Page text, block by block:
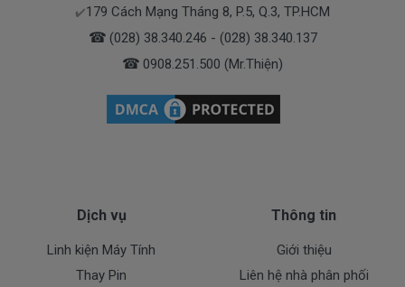
( Pin laptop Zin này là pin xách tay
về - có siêu )
dành cho qui khách khi mua sản sẩm bằng ứng dụng
được lâu bền như sau.
✔️179 Cách Mạng Tháng 8, P.5, Q.3, TP.HCM
☎ (028) 38.340.246 - (028) 38.340.137
☎ 0908.251.500 (Mr.Thiện)
Dịch vụ
Linh kiện Máy Tính
Thay Pin
Thông tin
Giới thiệu
Liên hệ nhà phân phối